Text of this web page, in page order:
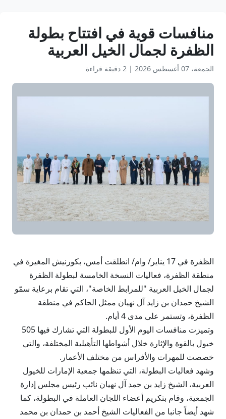
منافسات قوية في افتتاح بطولة
الظفرة لجمال الخيل العربية
الجمعة، 07 أغسطس 2026 | 2 دقيقة قراءة
الظفرة في 17 يناير/ وام/ انطلقت أمس، بكورنيش المغيرة في
منطقة الظفرة، فعاليات النسخة الخامسة لبطولة الظفرة
لجمال الخيل العربية "للمرابط الخاصة"، التي تقام برعاية سمّو
الشيخ حمدان بن زايد آل نهيان ممثل الحاكم في منطقة
الظفرة، وتستمر على مدى 4 أيام.
وتميزت منافسات اليوم الأول للبطولة التي تشارك فيها 505
خيول بالقوة والإثارة خلال أشواطها التأهيلية المختلفة، والتي
خصصت للمهرات والأفراس من مختلف الأعمار.
وشهد فعاليات البطولة، التي تنظمها جمعية الإمارات للخيول
العربية، الشيخ زايد بن حمد آل نهيان نائب رئيس مجلس إدارة
الجمعية، وقام بتكريم أعضاء اللجان العاملة في البطولة، كما
شهد أيضاً جانبا من الفعاليات الشيخ أحمد بن حمدان بن محمد